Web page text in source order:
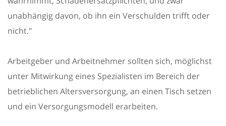
unabhängig davon, ob ihn ein Verschulden trifft oder
nicht."
Arbeitgeber und Arbeitnehmer sollten sich, möglichst
unter Mitwirkung eines Spezialisten im Bereich der
betrieblichen Altersversorgung, an einen Tisch setzen
und ein Versorgungsmodell erarbeiten.